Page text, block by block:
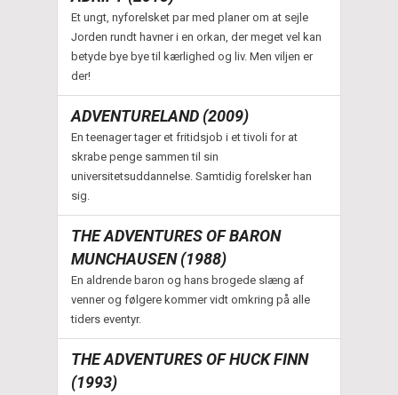
Et ungt, nyforelsket par med planer om at sejle
Jorden rundt havner i en orkan, der meget vel kan
betyde bye bye til kærlighed og liv. Men viljen er
der!
ADVENTURELAND (2009)
En teenager tager et fritidsjob i et tivoli for at
skrabe penge sammen til sin
universitetsuddannelse. Samtidig forelsker han
sig.
THE ADVENTURES OF BARON
MUNCHAUSEN (1988)
En aldrende baron og hans brogede slæng af
venner og følgere kommer vidt omkring på alle
tiders eventyr.
THE ADVENTURES OF HUCK FINN
(1993)